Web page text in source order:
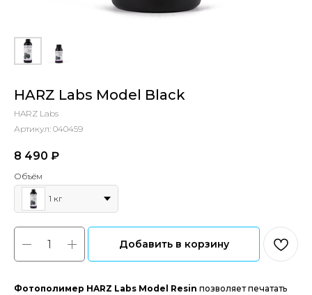
HARZ Labs Model Black
HARZ Labs
Артикул: 040459
8 490 ₽‎
Объём
1 кг
Добавить в корзину
Фотополимер HARZ Labs Model Resin позволяет печатать